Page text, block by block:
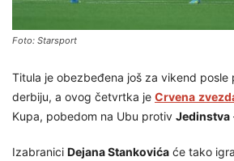
Foto: Starsport
Titula je obezbeđena još za vikend posle
derbiju, a ovog četvrtka je Crvena
Kupa, pobedom na Ubu protiv Jedinstva
Izabranici Dejana Stankovića će tako